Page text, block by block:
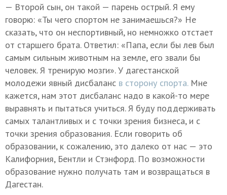
— Второй сын, он такой — парень острый. Я ему
говорю: «Ты чего спортом не занимаешься?» Не
сказать, что он неспортивный, но немножко отстает
от старшего брата. Ответил: «Папа, если бы лев был
самым сильным животным на земле, его звали бы
человек. Я тренирую мозги». У дагестанской
молодежи явный дисбаланс в сторону спорта.Мне
кажется, нам этот дисбаланс надо в какой-то мере
выравнять и пытаться учиться. Я буду поддерживать
самых талантливых и с точки зрения бизнеса, и с
точки зрения образования. Если говорить об
образовании, к сожалению, это далеко от нас — это
Калифорния, Бентли и Стэнфорд. По возможности
образование нужно получать там и возвращаться в
Дагестан.